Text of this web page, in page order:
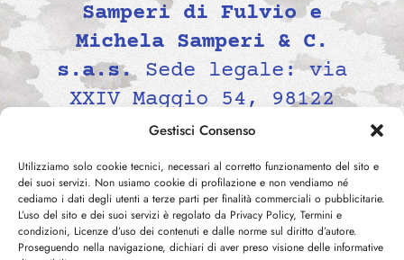
Gestisci Consenso
Utilizziamo solo cookie tecnici, necessari al corretto funzionamento del sito e
dei suoi servizi. Non usiamo cookie di profilazione e non vendiamo né
cediamo i dati degli utenti a terze parti per finalità commerciali o pubblicitarie.
L’uso del sito e dei suoi servizi è regolato da Privacy Policy, Termini e
condizioni, Licenze d’uso dei contenuti e dalle norme sul diritto d’autore.
Proseguendo nella navigazione, dichiari di aver preso visione delle informative
Samperi di Fulvio e
Michela Samperi & C.
s.a.s.Sede legale: via
XXIV Maggio 54, 98122
Messina, Italia P.IVA
02139690834 -
contatti@mezzodi.it